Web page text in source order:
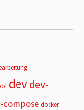
devdev-
compose docker-